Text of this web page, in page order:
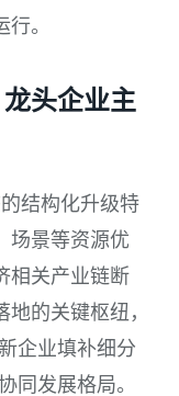
。
头企业主
结构化升级特
场景等资源优
相关产业链断
的关键枢纽，
企业填补细分
同发展格局。